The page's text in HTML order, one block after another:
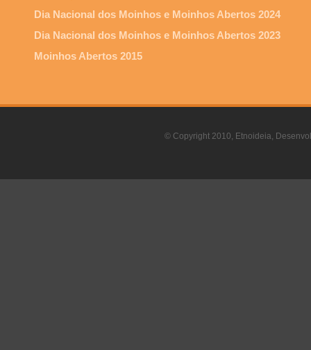
Dia Nacional dos Moinhos e Moinhos Abertos 2024
Dia Nacional dos Moinhos e Moinhos Abertos 2023
Moinhos Abertos 2015
© Copyright 2010, Etnoideia,